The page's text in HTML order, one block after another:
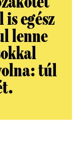
is egész
lenne
túl